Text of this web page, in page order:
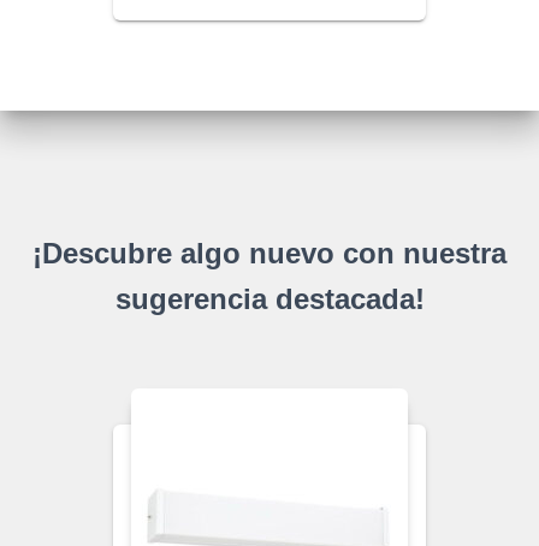
¡Descubre algo nuevo con nuestra
sugerencia destacada!